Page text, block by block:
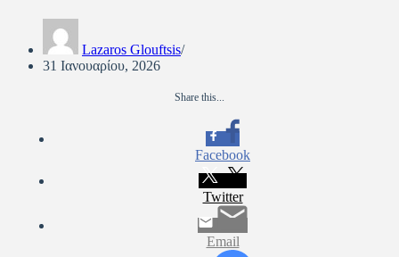
Lazaros Glouftsis
31 Ιανουαρίου, 2026
Share this...
Facebook
Twitter
Email